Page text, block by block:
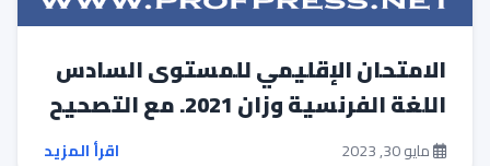
الامتحان الإقليمي للمستوى السادس
اللغة الفرنسية وزان 2021. مع التصحيح
مايو 30, 2023 اقرأ المزيد